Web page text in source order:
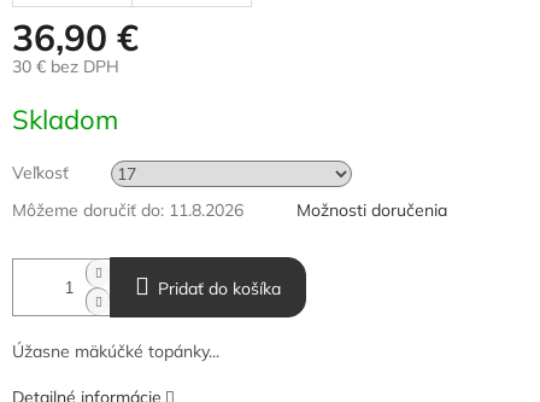
36,90 €
30 € bez DPH
cena:
Skladom
Veľkosť
Môžeme doručiť do: 11.8.2026 Možnosti doručenia
Pridať do košíka
Úžasne mäkúčké topánky...